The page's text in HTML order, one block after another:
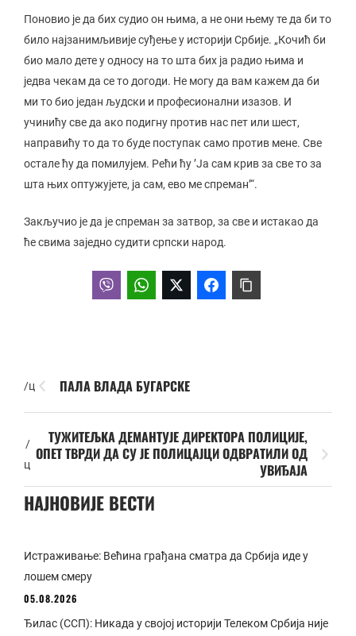
Поновио је да бих судио он њима, а не они њему те да би то
било најзанимљивије суђење у историји Србије. „Кочић би
био мало дете у односу на то шта бих ја радио њима и
једва чекам да се то догоди. Не могу да вам кажем да би
ми то био један људски и професионални изазов. И
учинићу све да ако подигну против нас пет или шест,
направићу то да то буде поступак само против мене. Све
остале ћу да помилујем. Рећи ћу ’Ја сам крив за све то за
шта њих оптужујете, ја сам, ево ме спреман’“.
Закључио је да је спреман за затвор, за све и истакао да
ће свима заједно судити српски народ.
/ц ПАЛА ВЛАДА БУГАРСКЕ
/
ц
ТУЖИТЕЉКА ДЕМАНТУЈЕ ДИРЕКТОРА ПОЛИЦИЈЕ,
ОПЕТ ТВРДИ ДА СУ ЈЕ ПОЛИЦАЈЦИ ОДВРАТИЛИ ОД
УВИЂАЈА
НАЈНОВИЈЕ ВЕСТИ
Истраживање: Већина грађана сматра да Србија иде у
лошем смеру
05.08.2026
Ђилас (ССП): Никада у својој историји Телеком Србија није